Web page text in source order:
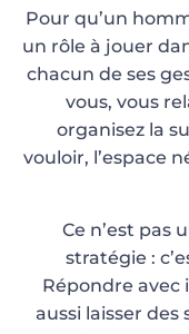
Pour qu’un
un rôle à jouer
chacun de ses
vous, vous
organisez la
vouloir, l’espace
Ce n’est pas
stratégie :
Répondre avec
aussi laisser des